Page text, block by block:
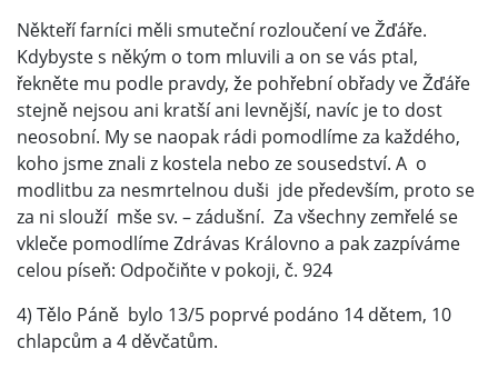
Někteří farníci měli smuteční rozloučení ve Žďáře.
Kdybyste s někým o tom mluvili a on se vás ptal,
řekněte mu podle pravdy, že pohřební obřady ve Žďáře
stejně nejsou ani kratší ani levnější, navíc je to dost
neosobní. My se naopak rádi pomodlíme za každého,
koho jsme znali z kostela nebo ze sousedství. A o
modlitbu za nesmrtelnou duši jde především, proto se
za ni slouží mše sv. – zádušní. Za všechny zemřelé se
vkleče pomodlíme Zdrávas Královno a pak zazpíváme
celou píseň: Odpočiňte v pokoji, č. 924
4) Tělo Páně bylo 13/5 poprvé podáno 14 dětem, 10
chlapcům a 4 děvčatům.